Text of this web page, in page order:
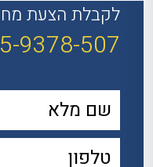
לקבלת הצעת
9378-507